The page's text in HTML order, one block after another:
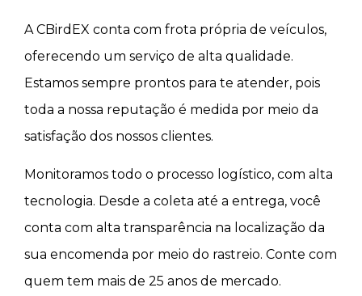
A CBirdEX conta com frota própria de veículos,
oferecendo um serviço de alta qualidade.
Estamos sempre prontos para te atender, pois
toda a nossa reputação é medida por meio da
satisfação dos nossos clientes.
Monitoramos todo o processo logístico, com alta
tecnologia. Desde a coleta até a entrega, você
conta com alta transparência na localização da
sua encomenda por meio do rastreio. Conte com
quem tem mais de 25 anos de mercado.